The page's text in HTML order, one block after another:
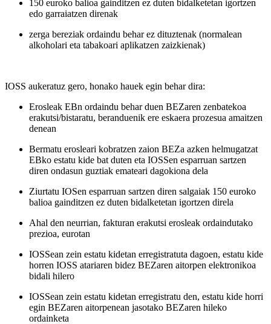
150 euroko balioa gainditzen ez duten bidalketetan igortzen
edo garraiatzen direnak
zerga bereziak ordaindu behar ez dituztenak (normalean
alkoholari eta tabakoari aplikatzen zaizkienak)
IOSS aukeratuz gero, honako hauek egin behar dira:
Erosleak EBn ordaindu behar duen BEZaren zenbatekoa
erakutsi/bistaratu, beranduenik ere eskaera prozesua amaitzen
denean
Bermatu erosleari kobratzen zaion BEZa azken helmugatzat
EBko estatu kide bat duten eta IOSSen esparruan sartzen
diren ondasun guztiak emateari dagokiona dela
Ziurtatu IOSen esparruan sartzen diren salgaiak 150 euroko
balioa gainditzen ez duten bidalketetan igortzen direla
Ahal den neurrian, fakturan erakutsi erosleak ordaindutako
prezioa, eurotan
IOSSean zein estatu kidetan erregistratuta dagoen, estatu kide
horren IOSS atariaren bidez BEZaren aitorpen elektronikoa
bidali hilero
IOSSean zein estatu kidetan erregistratu den, estatu kide horri
egin BEZaren aitorpenean jasotako BEZaren hileko
ordainketa